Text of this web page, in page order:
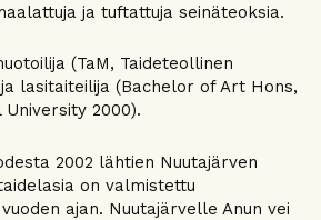
ja tuftattuja seinäteoksia.
(TaM, Taideteollinen
lasitaiteilija (Bachelor of Art Hons,
2000).
2002 lähtien Nuutajärven
on valmistettu
ajan. Nuutajärvelle Anun vei